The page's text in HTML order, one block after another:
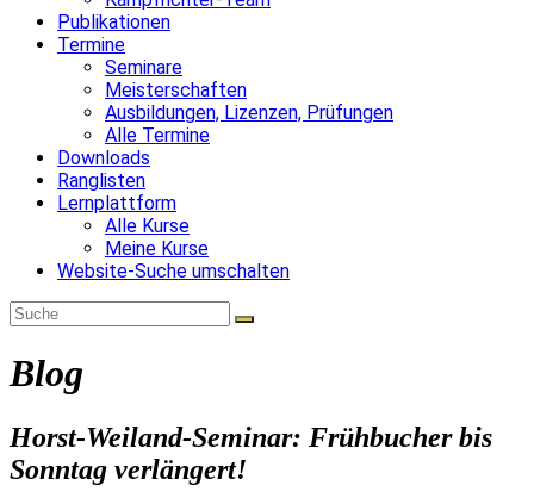
Publikationen
Termine
Seminare
Meisterschaften
Ausbildungen, Lizenzen, Prüfungen
Alle Termine
Downloads
Ranglisten
Lernplattform
Alle Kurse
Meine Kurse
Website-Suche umschalten
Blog
Horst-Weiland-Seminar: Frühbucher bis
Sonntag verlängert!